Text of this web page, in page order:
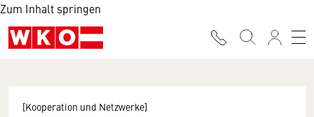
Zum Inhalt springen
[Kooperation und Netzwerke]